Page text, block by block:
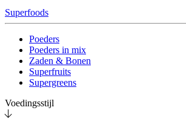
Superfoods
Poeders
Poeders in mix
Zaden & Bonen
Superfruits
Supergreens
Voedingsstijl